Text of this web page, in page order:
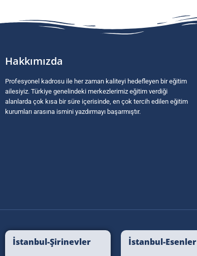
Hakkımızda
Profesyonel kadrosu ile her zaman kaliteyi hedefleyen bir eğitim
ailesiyiz. Türkiye genelindeki merkezlerimiz eğitim verdiği
alanlarda çok kısa bir süre içerisinde, en çok tercih edilen eğitim
kurumları arasına ismini yazdırmayı başarmıştır.
İstanbul-Şirinevler İstanbul-Esenler